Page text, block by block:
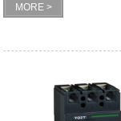
MORE >